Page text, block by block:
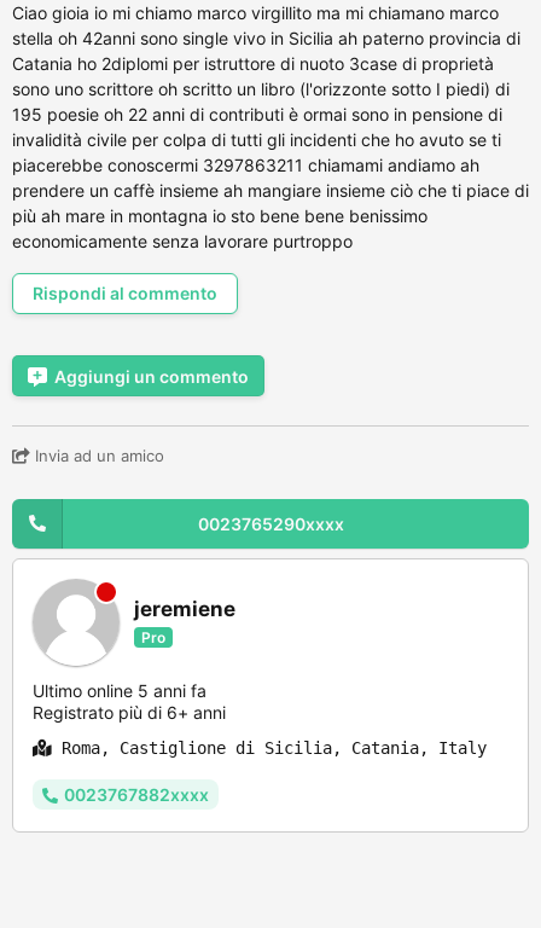
Ciao gioia io mi chiamo marco virgillito ma mi chiamano marco
stella oh 42anni sono single vivo in Sicilia ah paterno provincia di
Catania ho 2diplomi per istruttore di nuoto 3case di proprietà
sono uno scrittore oh scritto un libro (l'orizzonte sotto I piedi) di
195 poesie oh 22 anni di contributi è ormai sono in pensione di
invalidità civile per colpa di tutti gli incidenti che ho avuto se ti
piacerebbe conoscermi 3297863211 chiamami andiamo ah
prendere un caffè insieme ah mangiare insieme ciò che ti piace di
più ah mare in montagna io sto bene bene benissimo
economicamente senza lavorare purtroppo
Rispondi al commento
Aggiungi un commento
Invia ad un amico
0023765290xxxx
jeremiene
Pro
Ultimo online 5 anni fa
Registrato più di 6+ anni
Roma, Castiglione di Sicilia, Catania, Italy
0023767882xxxx